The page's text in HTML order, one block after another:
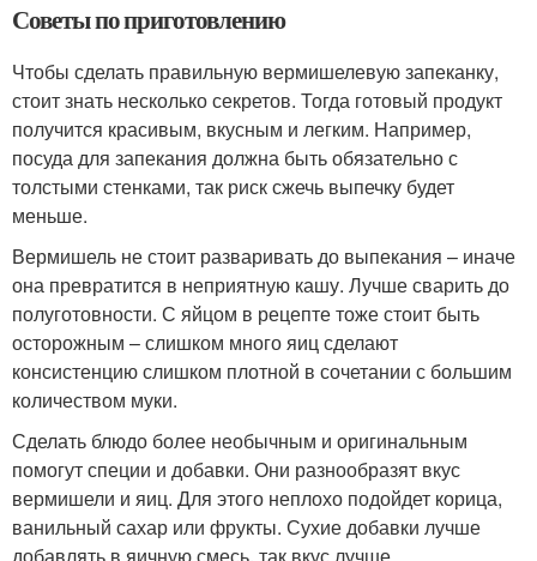
Советы по приготовлению
Чтобы сделать правильную вермишелевую запеканку,
стоит знать несколько секретов. Тогда готовый продукт
получится красивым, вкусным и легким. Например,
посуда для запекания должна быть обязательно с
толстыми стенками, так риск сжечь выпечку будет
меньше.
Вермишель не стоит разваривать до выпекания – иначе
она превратится в неприятную кашу. Лучше сварить до
полуготовности. С яйцом в рецепте тоже стоит быть
осторожным – слишком много яиц сделают
консистенцию слишком плотной в сочетании с большим
количеством муки.
Сделать блюдо более необычным и оригинальным
помогут специи и добавки. Они разнообразят вкус
вермишели и яиц. Для этого неплохо подойдет корица,
ванильный сахар или фрукты. Сухие добавки лучше